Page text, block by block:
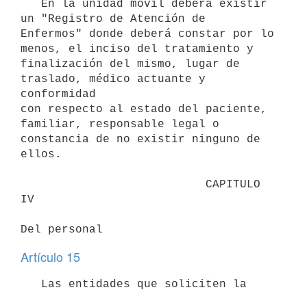
un "Registro de Atención de
Enfermos" donde deberá constar por lo
menos, el inciso del tratamiento y
finalización del mismo, lugar de
traslado, médico actuante y
conformidad
con respecto al estado del paciente,
familiar, responsable legal o
constancia de no existir ninguno de
ellos.
IV
Del personal
Artículo 15